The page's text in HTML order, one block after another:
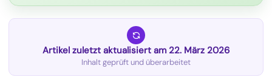
Artikel zuletzt aktualisiert am 22. März 2026
Inhalt geprüft und überarbeitet